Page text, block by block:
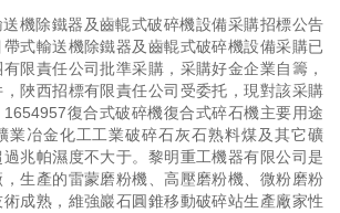
機除鐵器及齒輥式破碎機設備采購招標公告
式輸送機除鐵器及齒輥式破碎機設備采購已
限責任公司批準采購，采購好金企業自籌，
陜西招標有限責任公司受委托，現對該采購
復合式破碎機復合式碎石機主要用途
業冶金化工工業破碎石灰石熟料煤及其它礦
兆帕濕度不大于。黎明重工機器有限公司是
生產的雷蒙磨粉機、高壓磨粉機、微粉磨粉
成熟，維強巖石圓錐移動破碎站生產廠家性